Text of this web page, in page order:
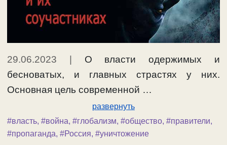
29.06.2023
О власти одержимых и
бесноватых, и главных страстях у них.
Основная цель современной …
развернуть
#власть, #война, #глобализм, #общество, #правители,
#пропаганда, #Россия, #уничтожение